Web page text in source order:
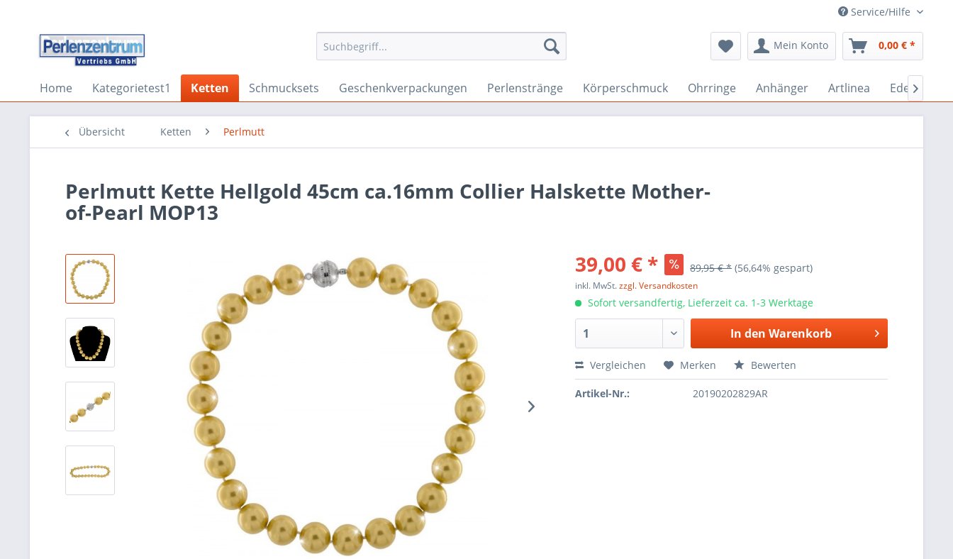
Service/Hilfe
Mein Konto 0,00 € *
Home Kategorietest1 Ketten Schmucksets Geschenkverpackungen Perlenstränge Körperschmuck Ohrringe Anhänger Artlinea Edelstein-

Übersicht Ketten Perlmutt
Perlmutt Kette Hellgold 45cm ca.16mm Collier Halskette Mother-
of-Pearl MOP13
39,00 € *
89,95 € * (56,64% gespart)
inkl. MwSt.zzgl. Versandkosten
Sofort versandfertig, Lieferzeit ca. 1-3 Werktage
In den Warenkorb
Vergleichen Merken Bewerten
Artikel-Nr.: 20190202829AR